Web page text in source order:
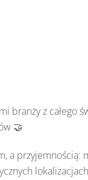
branży z
🤝
a